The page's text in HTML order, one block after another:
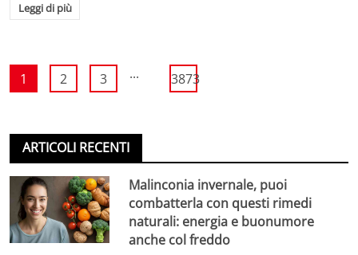
Leggi di più
1 2 3 ... 3873
ARTICOLI RECENTI
Malinconia invernale, puoi
combatterla con questi rimedi
naturali: energia e buonumore
anche col freddo